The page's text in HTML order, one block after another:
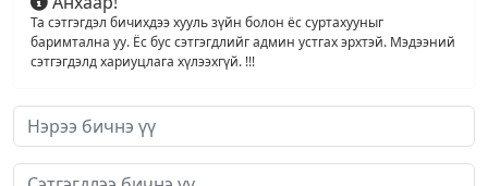
Та сэтгэгдэл бичихдээ хууль зүйн болон ёс суртахууныг
баримтална уу. Ёс бус сэтгэгдлийг админ устгах эрхтэй. Мэдээний
сэтгэгдэлд хариуцлага хүлээхгүй. !!!